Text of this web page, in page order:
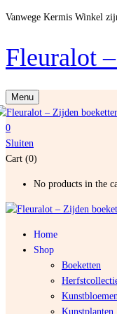
Vanwege Kermis Winkel
Fleuralot
Menu
0
Sluiten
Cart (0)
No products in the
Home
Shop
Boeketten
Kunstplanten